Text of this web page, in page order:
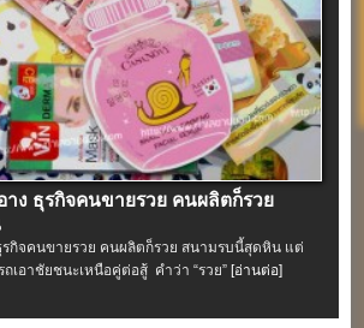
าง ธุรกิจคนขายรวย คนผลิตก็รวย
รกิจคนขายรวย คนผลิตก็รวย สนามรบนี้สุดหิน แต่
เอาชัยชนะเหนือคู่ต่อสู้ คำว่า “รวย” [อ่านต่อ]